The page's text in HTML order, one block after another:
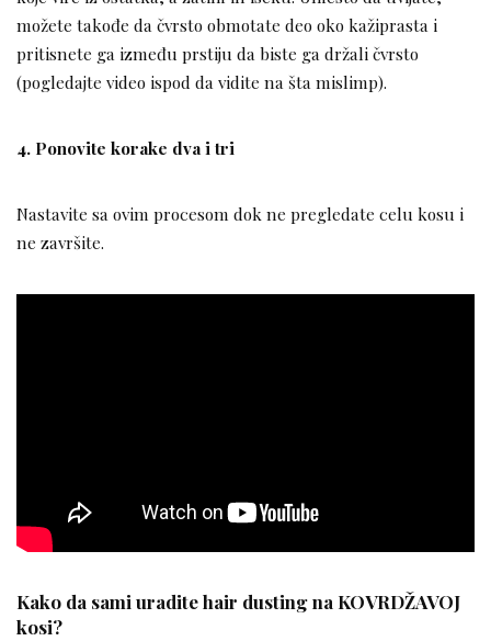
možete takođe da čvrsto obmotate deo oko kažiprasta i
pritisnete ga između prstiju da biste ga držali čvrsto
(pogledajte video ispod da vidite na šta mislimp).
4. Ponovite korake dva i tri
Nastavite sa ovim procesom dok ne pregledate celu kosu i
ne završite.
Kako da sami uradite hair dusting na KOVRDŽAVOJ
kosi?